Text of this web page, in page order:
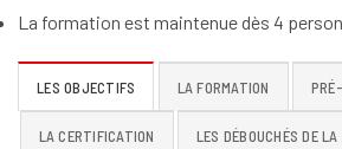
La formation est maintenue dès 4
LES OBJECTIFS LA FORMATION
LA CERTIFICATION LES DÉBOUCHÉS DE LA